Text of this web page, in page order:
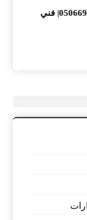
شركة تركيب سيراميك في دبي |0506691641| فني